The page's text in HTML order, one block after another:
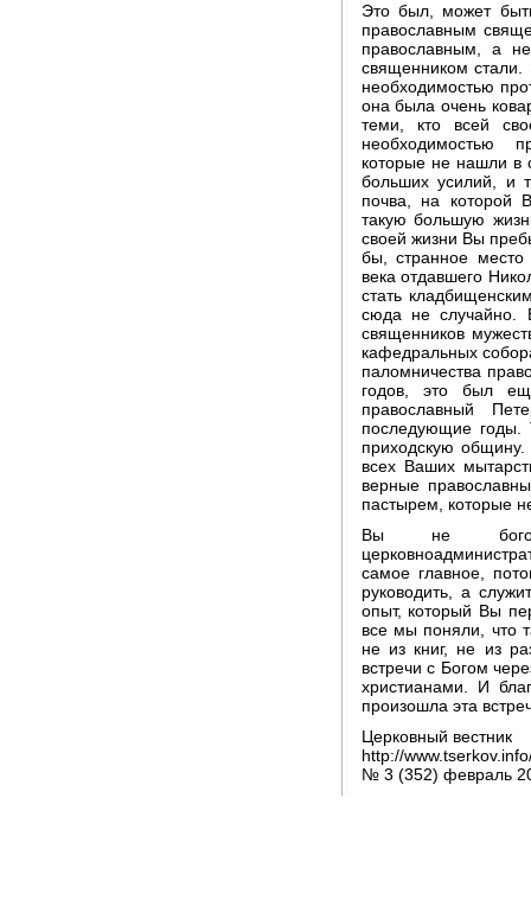
Это был, может
православным
православным, а
священником стали.
необходимостью
она была очень
теми, кто всей
необходимостью
которые не нашли в
больших усилий, и
почва, на которой
такую большую
своей жизни Вы
бы, странное место
века отдавшего
стать
сюда не случайно.
священников
кафедральных
паломничества
годов, это был
православный
последующие годы.
приходскую
всех Ваших
верные
пастырем, которые
Вы не
самое главное,
руководить, а
опыт, который Вы
все мы поняли, что
не из книг, не из
встречи с Богом
христианами. И
произошла эта
Церковный вестник
http://
№ 3 (352) февраль